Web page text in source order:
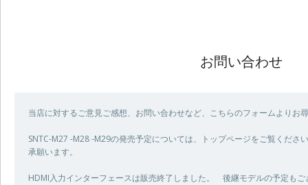
お問い合わせ
当店に対するご意見ご感想、お問い合わせなど、こちらのフォームよりお
SNTC-M27 -M28 -M29の発売予定については、トップページをご覧くださ
承願います。
HDMI入力インターフェースは販売終了しました。 後継モデルの予定も